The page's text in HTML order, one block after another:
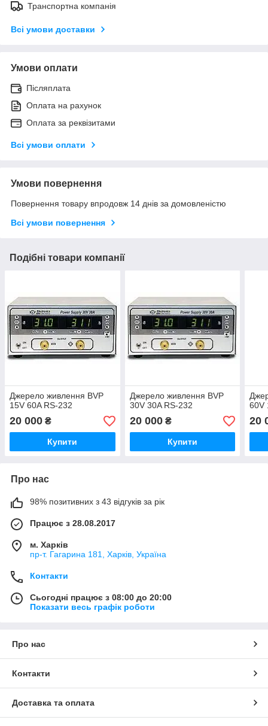
Транспортна компанія
Всі умови доставки
Умови оплати
Післяплата
Оплата на рахунок
Оплата за реквізитами
Всі умови оплати
Умови повернення
Повернення товару впродовж 14 днів за домовленістю
Всі умови повернення
Подібні товари компанії
Джерело живлення BVP
15V 60A RS-232
20 000 ₴
Купити
Джерело живлення BVP
30V 30A RS-232
20 000₴
Купити
60V
20
Про нас
98% позитивних з 43 відгуків за рік
Працює з 28.08.2017
м. Харків
пр-т. Гагарина 181, Харків, Україна
Контакти
Сьогодні працює з 08:00 до 20:00
Показати весь графік роботи
Про нас
Контакти
Доставка та оплата